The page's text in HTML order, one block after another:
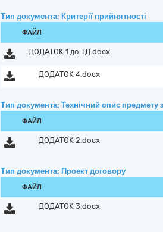
Тип документа: Критерії прийнятності
ФАЙЛ
ДОДАТОК 1 до ТД.docx
ДОДАТОК 4.docx
Тип документа: Технічний опис предмету
ФАЙЛ
ДОДАТОК 2.docx
Тип документа: Проект договору
ФАЙЛ
ДОДАТОК 3.docx